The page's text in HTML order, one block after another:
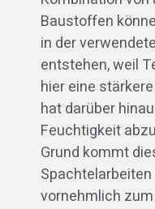
Baustoffen
in der
entstehen, weil
hier eine
hat darüber
Feuchtigkeit
Grund kommt
vornehmlich